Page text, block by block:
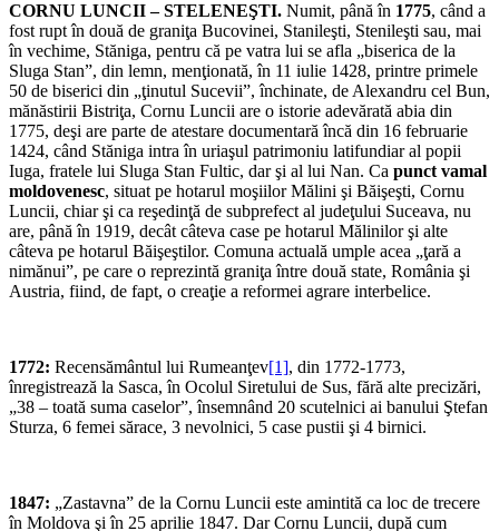
CORNU LUNCII – STELENEŞTI. Numit, până în 1775, când a
fost rupt în două de graniţa Bucovinei, Stanileşti, Stenileşti sau, mai
în vechime, Stăniga, pentru că pe vatra lui se afla „biserica de la
Sluga Stan”, din lemn, menţionată, în 11 iulie 1428, printre primele
50 de biserici din „ţinutul Sucevii”, închinate, de Alexandru cel Bun,
mănăstirii Bistriţa, Cornu Luncii are o istorie adevărată abia din
1775, deşi are parte de atestare documentară încă din 16 februarie
1424, când Stăniga intra în uriaşul patrimoniu latifundiar al popii
Iuga, fratele lui Sluga Stan Fultic, dar şi al lui Nan. Ca punct vamal
moldovenesc, situat pe hotarul moşiilor Mălini şi Băişeşti, Cornu
Luncii, chiar şi ca reşedinţă de subprefect al judeţului Suceava, nu
are, până în 1919, decât câteva case pe hotarul Mălinilor şi alte
câteva pe hotarul Băişeştilor. Comuna actuală umple acea „ţară a
nimănui”, pe care o reprezintă graniţa între două state, România şi
Austria, fiind, de fapt, o creaţie a reformei agrare interbelice.
1772: Recensământul lui Rumeanţev[1], din 1772-1773,
înregistrează la Sasca, în Ocolul Siretului de Sus, fără alte precizări,
„38 – toată suma caselor”, însemnând 20 scutelnici ai banului Ştefan
Sturza, 6 femei sărace, 3 nevolnici, 5 case pustii şi 4 birnici.
1847: „Zastavna” de la Cornu Luncii este amintită ca loc de trecere
în Moldova şi în 25 aprilie 1847. Dar Cornu Luncii, după cum